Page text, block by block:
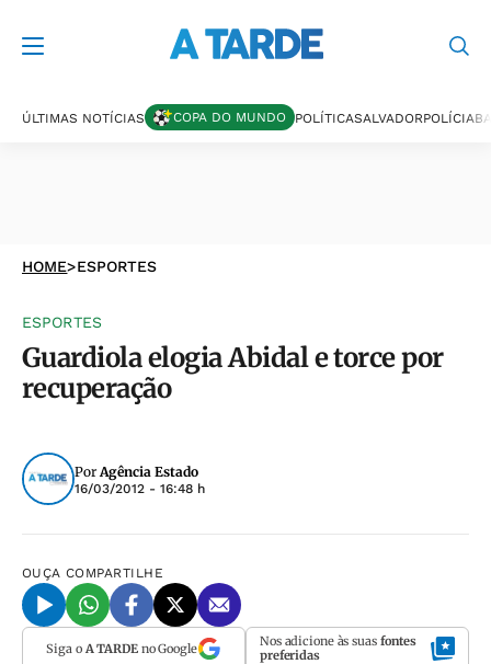
ÚLTIMAS NOTÍCIAS COPA DO MUNDO POLÍTICASALVADORPOLÍCIA
HOME>ESPORTES
ESPORTES
Guardiola elogia Abidal e torce por
recuperação
PorAgência Estado
16/03/2012 - 16:48 h
OUÇA COMPARTILHE
Siga o A TARDEno Google Nos adicione às suas fontes
preferidas